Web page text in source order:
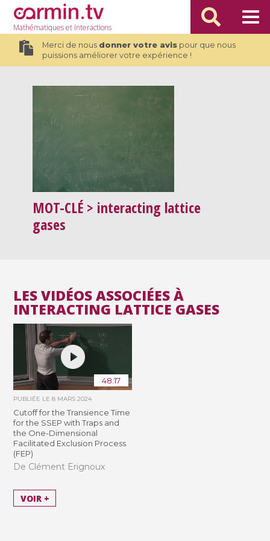
Mathématiqueset Interactions
Merci de nous donner votre avispour que nous
puissions améliorer votre expérience !
MOT-CLÉ > interacting lattice
gases
LES VIDÉOS ASSOCIÉES À
INTERACTING LATTICE GASES
48:17
PUBLIÉE LE8 MARS 2024
Cutoff for the Transience Time
for the SSEP with Traps and
the One-Dimensional
Facilitated Exclusion Process
(FEP)
De Clément Erignoux
VOIR +